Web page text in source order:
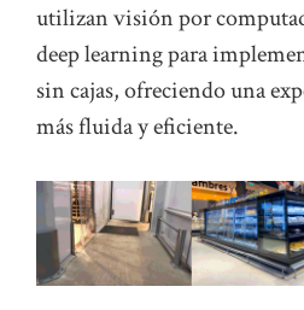
utilizan visión por
deep learning para
sin cajas, ofreciendo una
más fluida y eficiente.